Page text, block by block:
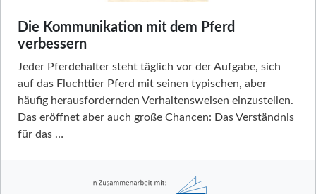
Die Kommunikation mit dem Pferd
verbessern
Jeder Pferdehalter steht täglich vor der Aufgabe, sich
auf das Fluchttier Pferd mit seinen typischen, aber
häufig herausfordernden Verhaltensweisen einzustellen.
Das eröffnet aber auch große Chancen: Das Verständnis
für das …